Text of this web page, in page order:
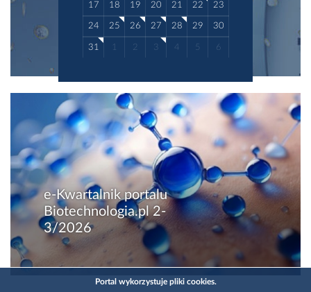
17 18 19 20 21 22 23
24 25 26 27 28 29 30
31 1 2 3 4 5 6
e-Kwartalnik portalu
Biotechnologia.pl 2-
3/2026
Portal wykorzystuje pliki cookies.